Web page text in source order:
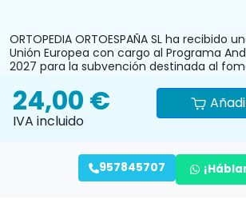
ORTOPEDIA ORTOESPAÑA SL ha recibido
Unión Europea con cargo al Programa
2027 para la subvención destinada al
personas trabajadoras autónomas y
artesanas, mediante la mejora del
productivo, instalaciones u otros activos
24,00 €
IVA incluido
957845707